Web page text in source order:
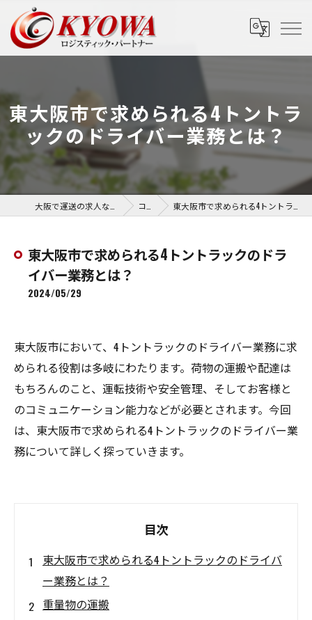
東大阪市で求められる4トントラ
ックのドライバー業務とは？
コラム 東大阪市で求められる4トントラックのドライバー業務とは？
東大阪市で求められる4トントラックのドラ
イバー業務とは？
2024/05/29
東大阪市において、4トントラックのドライバー業務に求
められる役割は多岐にわたります。荷物の運搬や配達は
もちろんのこと、運転技術や安全管理、そしてお客様と
のコミュニケーション能力などが必要とされます。今回
は、東大阪市で求められる4トントラックのドライバー業
務について詳しく探っていきます。
目次
東大阪市で求められる4トントラックのドライバ
ー業務とは？
重量物の運搬